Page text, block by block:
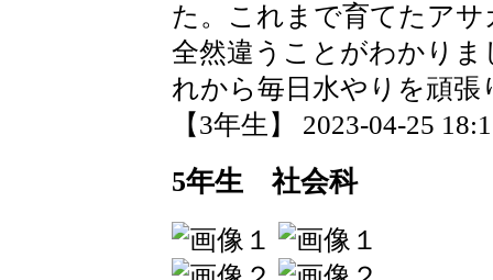
た。これまで育てたア
全然違うことがわかり
れから毎日水やりを頑張
【3年生】 2023-04-25
5年生 社会科